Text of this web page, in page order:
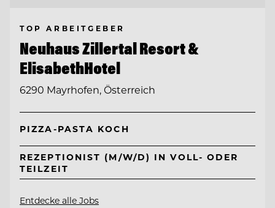
TOP ARBEITGEBER
Neuhaus Zillertal Resort &
ElisabethHotel
6290 Mayrhofen, Österreich
PIZZA-PASTA KOCH
REZEPTIONIST (M/W/D) IN VOLL- ODER
TEILZEIT
Entdecke alle Jobs